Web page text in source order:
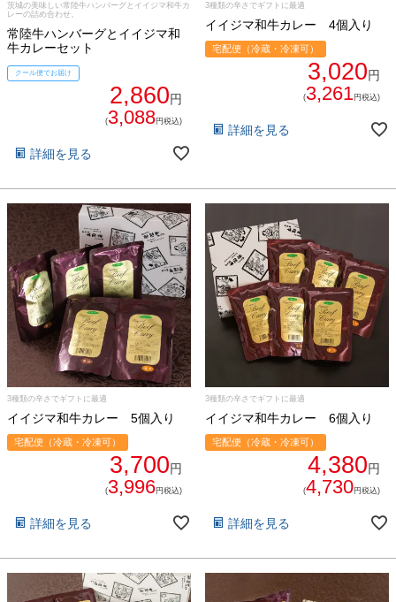
法人の方へ
レビュー一覧
ご予算から選ぶ
牛肉部位一覧
レトルトカレー
コーンスープ
目録ギフト
手造りタレ
プレミアムギフト
商品券
ギフトカテゴリー一覧
茨城の美味しい常陸牛ハンバーグとイイジマ和牛カ
レーの詰め合わせ。
常陸牛ハンバーグとイイジマ和
牛カレーセット
クール便でお届け
2,860円
(3,088円税込)
詳細を見る
3種類の辛さでギフトに最適
イイジマ和牛カレー 4個入り
宅配便（冷蔵・冷凍可）
3,020円
(3,261円税込)
詳細を見る
3種類の辛さでギフトに最適
イイジマ和牛カレー 5個入り
宅配便（冷蔵・冷凍可）
3,700円
(3,996円税込)
詳細を見る
3種類の辛さでギフトに最適
イイジマ和牛カレー 6個入り
宅配便（冷蔵・冷凍可）
4,380円
(4,730円税込)
詳細を見る